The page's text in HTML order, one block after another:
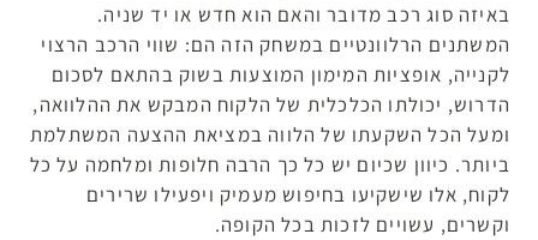
באיזה סוג רכב מדובר והאם הוא חדש או יד שניה.
המשתנים הרלוונטיים במשחק הזה הם: שווי הרכב הרצוי
לקנייה, אופציות המימון המוצעות בשוק בהתאם לסכום
הדרוש, יכולתו הכלכלית של הלקוח המבקש את ההלוואה,
ומעל הכל השקעתו של הלווה במציאת ההצעה המשתלמת
ביותר. כיוון שכיום יש כל כך הרבה חלופות ומלחמה על כל
לקוח, אלו שישקיעו בחיפוש מעמיק ויפעילו שרירים
וקשרים, עשויים לזכות בכל הקופה.